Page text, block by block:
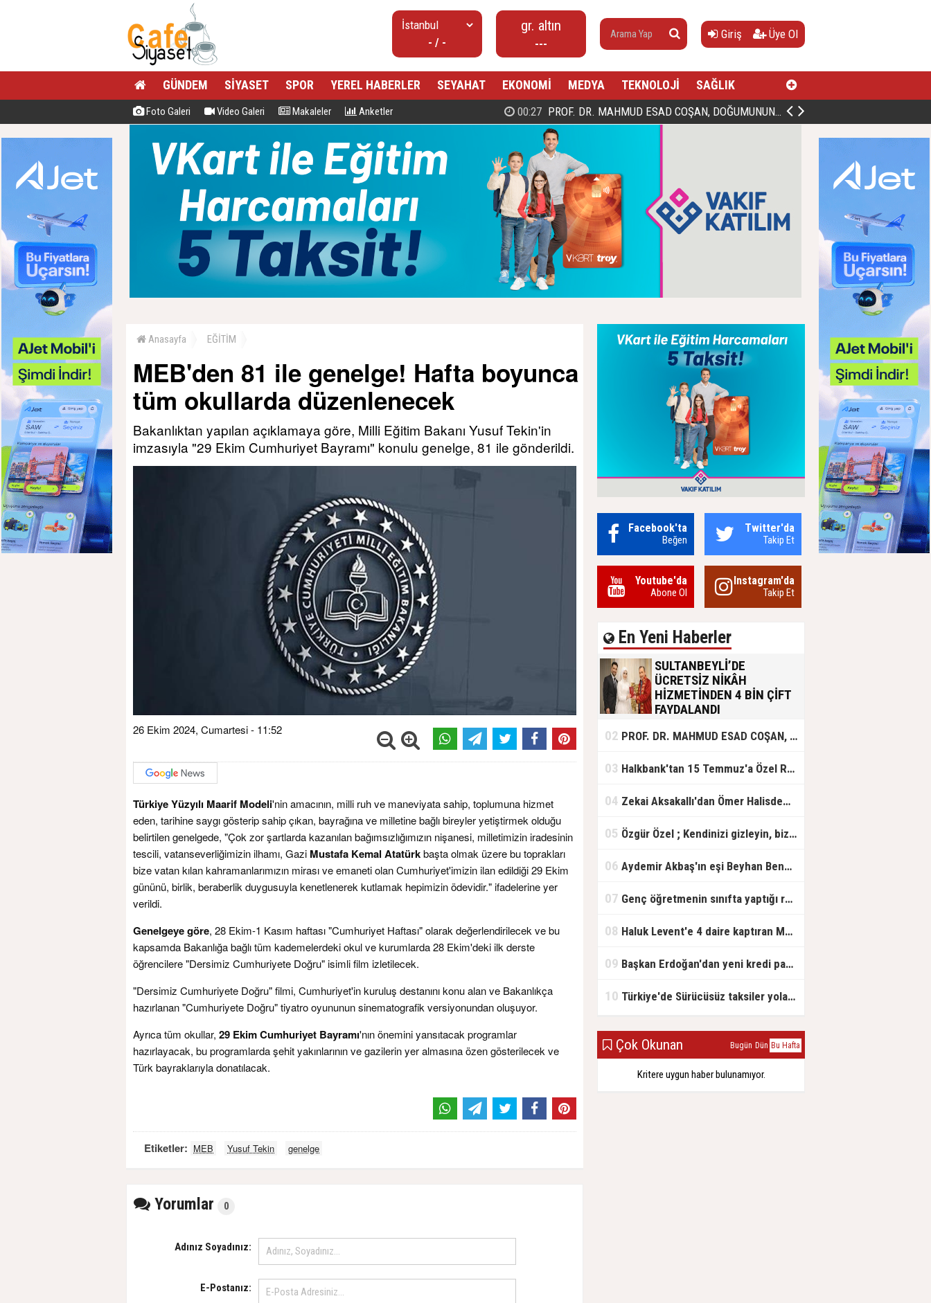
- / -
gr. altın
---
Giriş Üye Ol
GÜNDEM SİYASET SPOR YEREL HABERLER SEYAHAT EKONOMİ MEDYA TEKNOLOJİ SAĞLIK
Foto Galeri Video Galeri Makaleler Anketler 00:27 PROF. DR. MAHMUD ESAD COŞAN, DOĞUMUNUN HİCRÎ 91. YILINDA ELAZIĞ'DA YÂD EDİLECEK
Anasayfa EĞİTİM
MEB'den 81 ile genelge! Hafta boyunca
tüm okullarda düzenlenecek
Bakanlıktan yapılan açıklamaya göre, Milli Eğitim Bakanı Yusuf Tekin'in
imzasıyla "29 Ekim Cumhuriyet Bayramı" konulu genelge, 81 ile gönderildi.
26 Ekim 2024, Cumartesi - 11:52
Türkiye Yüzyılı Maarif Modeli'nin amacının, milli ruh ve maneviyata sahip, toplumuna hizmet
eden, tarihine saygı gösterip sahip çıkan, bayrağına ve milletine bağlı bireyler yetiştirmek olduğu
belirtilen genelgede, "Çok zor şartlarda kazanılan bağımsızlığımızın nişanesi, milletimizin iradesinin
tescili, vatanseverliğimizin ilhamı, Gazi Mustafa Kemal Atatürkbaşta olmak üzere bu toprakları
bize vatan kılan kahramanlarımızın mirası ve emaneti olan Cumhuriyet'imizin ilan edildiği 29 Ekim
gününü, birlik, beraberlik duygusuyla kenetlenerek kutlamak hepimizin ödevidir." ifadelerine yer
verildi.
Genelgeye göre, 28 Ekim-1 Kasım haftası "Cumhuriyet Haftası" olarak değerlendirilecek ve bu
kapsamda Bakanlığa bağlı tüm kademelerdeki okul ve kurumlarda 28 Ekim'deki ilk derste
öğrencilere "Dersimiz Cumhuriyete Doğru" isimli film izletilecek.
"Dersimiz Cumhuriyete Doğru" filmi, Cumhuriyet'in kuruluş destanını konu alan ve Bakanlıkça
hazırlanan "Cumhuriyete Doğru" tiyatro oyununun sinematografik versiyonundan oluşuyor.
Ayrıca tüm okullar, 29 Ekim Cumhuriyet Bayramı'nın önemini yansıtacak programlar
hazırlayacak, bu programlarda şehit yakınlarının ve gazilerin yer almasına özen gösterilecek ve
Türk bayraklarıyla donatılacak.
Etiketler: MEB Yusuf Tekin genelge
Yorumlar 0
Adınız Soyadınız:
E-Postanız:
Facebook'ta
Beğen
Twitter'da
Takip Et
Youtube'da
Abone Ol
Instagram'da
Takip Et
En Yeni Haberler
SULTANBEYLİ’DE
ÜCRETSİZ NİKÂH
HİZMETİNDEN 4 BİN ÇİFT
FAYDALANDI
olan gençlere destek amacıyla
başlattığı ücretsiz nikâh hizmetini
başlattıklarını belirten Sultanbeyli
ücretsiz hizmet vermenin
02 PROF. DR. MAHMUD ESAD COŞAN, DOĞUMUNUN HİCRÎ 91. YILINDA ELAZIĞ'DA YÂD EDİLECEK
03 Halkbank'tan 15 Temmuz'a Özel Reklam Filmi: "İrade Bizim, Zafer Bizim"
04 Zekai Aksakallı'dan Ömer Halisdemir'e 'vefa' ziyareti!
05 Özgür Özel ; Kendinizi gizleyin, bizden işaret bekleyin
06 Aydemir Akbaş'ın eşi Beyhan Benek Akbaş hayatını kaybetti
07 Genç öğretmenin sınıfta yaptığı rezil paylaşım
08 Haluk Levent'e 4 daire kaptıran Müteahhit soluğu savcılıkta aldı
09 Başkan Erdoğan'dan yeni kredi paketi müjdesi: 6 ay geri ödemesiz, 36 ay vadeli
10 Türkiye'de Sürücüsüz taksiler yola çıkmaya hazırlanıyor
Çok Okunan Bugün Dün Bu Hafta
Kritere uygun haber bulunamıyor.